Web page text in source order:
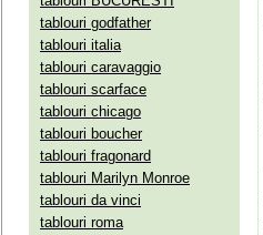
tablouri godfather
tablouri italia
tablouri caravaggio
tablouri scarface
tablouri chicago
tablouri boucher
tablouri fragonard
tablouri Marilyn Monroe
tablouri da vinci
tablouri roma